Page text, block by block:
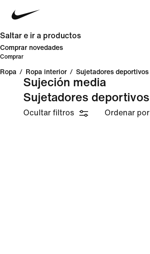
Saltar e ir a productos
Comprar novedades
Comprar
Ropa / Ropa interior / Sujetadores deportivos
Sujeción media
Sujetadores deportivos
Ocultar filtros Ordenar por